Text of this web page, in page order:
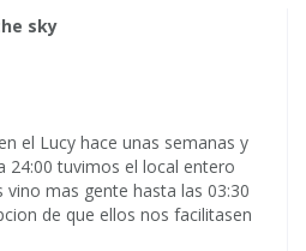
sky
el Lucy hace unas semanas y
24:00 tuvimos el local entero
mas gente hasta las 03:30
de que ellos nos facilitasen